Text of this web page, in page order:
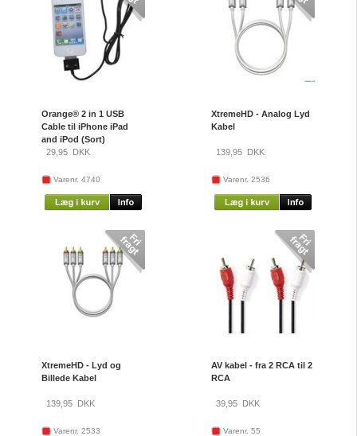
Orange® 2 in 1 USB
Cable til iPhone iPad
and iPod (Sort)
29,95DKK
Varenr. 4740
XtremeHD - Analog Lyd
Kabel
139,95 DKK
Varenr. 2536
XtremeHD - Lyd og
Billede Kabel
139,95DKK
Varenr. 2533
AV kabel - fra 2 RCA til 2
RCA
39,95 DKK
Varenr. 55